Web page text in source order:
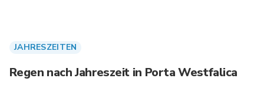
JAHRESZEITEN
Regen nach Jahreszeit in Porta Westfalica